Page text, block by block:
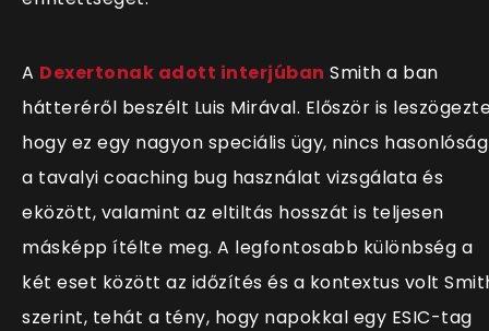
A Dexertonak adott interjúban Smith a ban
hátteréről beszélt Luis Mirával. Először is
hogy ez egy nagyon speciális ügy, nincs hasonlóság
a tavalyi coaching bug használat vizsgálata és
eközött, valamint az eltiltás hosszát is teljesen
másképp ítélte meg. A legfontosabb különbség a
két eset között az időzítés és a kontextus volt
szerint, tehát a tény, hogy napokkal egy ESIC-tag